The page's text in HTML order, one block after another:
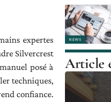
expertes
Silvercrest
posé à
techniques,
confiance.
NEWS
Article